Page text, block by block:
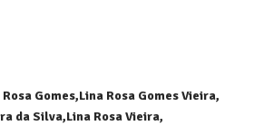
Rosa Gomes Lina Rosa Gomes Vieira
da Silva Lina Rosa Vieira